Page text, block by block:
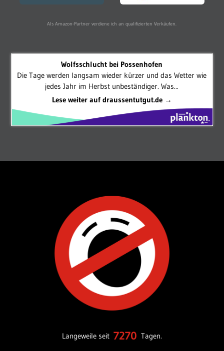
Als Amazon-Partner verdiene ich an qualifizierten Verkäufen.
Wolfsschlucht bei Possenhofen
Die Tage werden langsam wieder kürzer und das Wetter wie
jedes Jahr im Herbst unbeständiger. Was...
Lese weiter auf draussentutgut.de →
Langeweile seit 7270 Tagen.